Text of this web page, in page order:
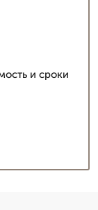
и сроки